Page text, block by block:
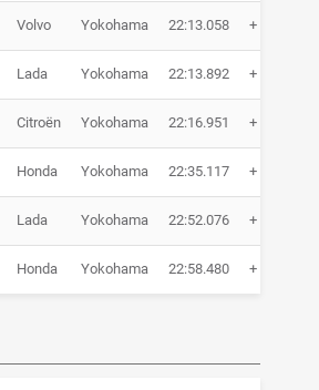
Volvo Yokohama 22:13.058 + 12.317
Lada Yokohama 22:13.892 + 13.151
Citroën Yokohama 22:16.951 + 16.210
Honda Yokohama 22:35.117 + 34.376
Lada Yokohama 22:52.076 + 51.335
Honda Yokohama 22:58.480 + 57.739